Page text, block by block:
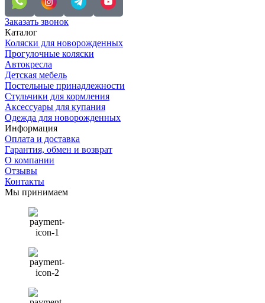
Заказать звонок
Каталог
Коляски для новорожденных
Прогулочные коляски
Автокресла
Детская мебель
Постельные принадлежности
Стульчики для кормления
Аксессуары для купания
Одежда для новорожденных
Информация
Оплата и доставка
Гарантия, обмен и возврат
О компании
Отзывы
Контакты
Мы принимаем